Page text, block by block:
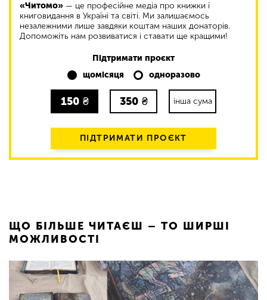
«Читомо» — це професійне медіа про книжки і
книговидання в Україні та світі. Ми залишаємось
незалежними лише завдяки коштам наших донаторів.
Допоможіть нам розвиватися і ставати ще кращими!
Підтримати проєкт
щомісяця
одноразово
150 ₴ 350 ₴ інша сума
ПІДТРИМАТИ ПРОЄКТ
ЩО БІЛЬШЕ ЧИТАЄШ – ТО ШИРШІ
МОЖЛИВОСТІ